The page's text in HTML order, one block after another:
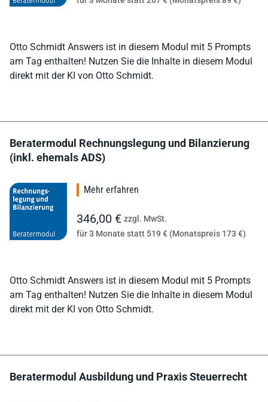
Otto Schmidt Answers ist in diesem Modul mit 5 Prompts
am Tag enthalten! Nutzen Sie die Inhalte in diesem Modul
direkt mit der KI von Otto Schmidt.
Beratermodul Rechnungslegung und Bilanzierung
(inkl. ehemals ADS)
Otto Schmidt Answers ist in diesem Modul mit 5 Prompts
am Tag enthalten! Nutzen Sie die Inhalte in diesem Modul
direkt mit der KI von Otto Schmidt.
Mehr erfahren
346,00 € zzgl. MwSt.
für 3 Monate statt 519 € (Monatspreis 173 €)
Beratermodul Ausbildung und Praxis Steuerrecht